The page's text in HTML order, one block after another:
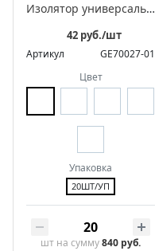
Изолятор универсальный фарфоровый ретро в комплекте с саморезами для 2-3 жильного провода
42 руб./шт
Артикул
GE70027-01
Цвет
Упаковка
20ШТ/УП
шт на сумму840 руб.